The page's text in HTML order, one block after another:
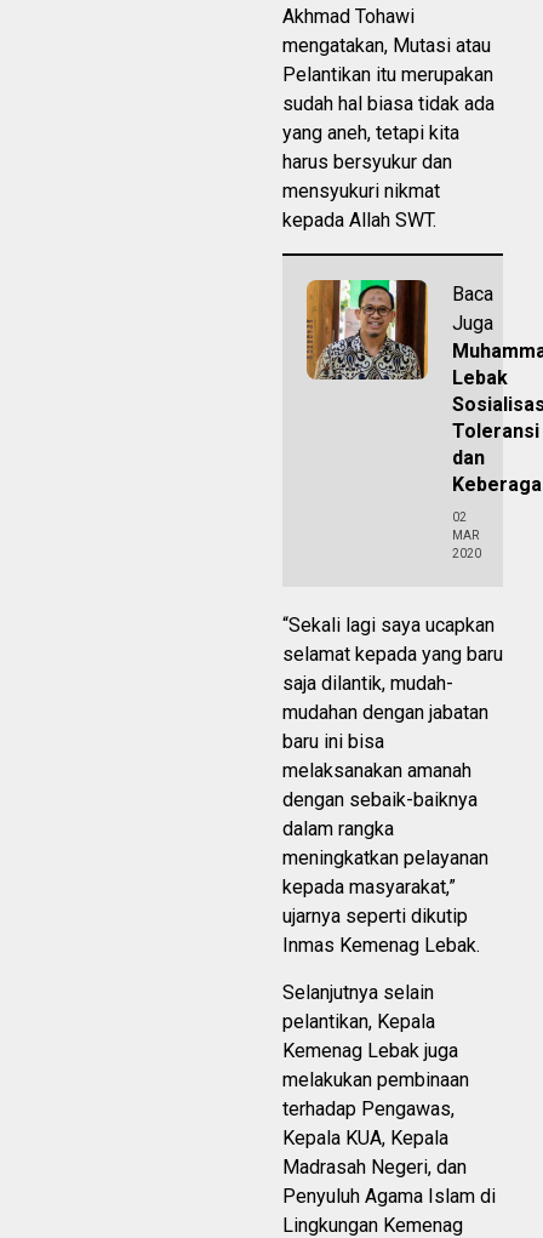
Akhmad Tohawi
mengatakan, Mutasi atau
Pelantikan itu merupakan
sudah hal biasa tidak ada
yang aneh, tetapi kita
harus bersyukur dan
mensyukuri nikmat
kepada Allah SWT.
Baca
Juga
Lebak
Toleransi
dan
02
MAR
2020
“Sekali lagi saya ucapkan
selamat kepada yang baru
saja dilantik, mudah-
mudahan dengan jabatan
baru ini bisa
melaksanakan amanah
dengan sebaik-baiknya
dalam rangka
meningkatkan pelayanan
kepada masyarakat,”
ujarnya seperti dikutip
Inmas Kemenag Lebak.
Selanjutnya selain
pelantikan, Kepala
Kemenag Lebak juga
melakukan pembinaan
terhadap Pengawas,
Kepala KUA, Kepala
Madrasah Negeri, dan
Penyuluh Agama Islam di
Lingkungan Kemenag